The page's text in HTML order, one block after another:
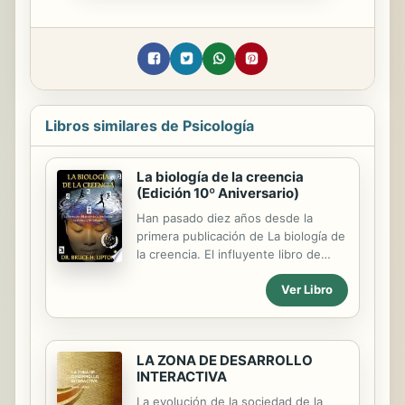
Libros similares de Psicología
La biología de la creencia
(Edición 10º Aniversario)
Han pasado diez años desde la
primera publicación de La biología de
la creencia. El influyente libro de
Bruce Lipton que trata la relación
entre el cuerpo y la mente ha
cambiado nuestra forma de pensar
salud y nuestro planeta. Durante ese
tiempo, la investigación en este
campo ha crecido exponencialmente.
Los innovadores experimentos de
Ver Libro
LA ZONA DE DESARROLLO
INTERACTIVA
La evolución de la sociedad de la